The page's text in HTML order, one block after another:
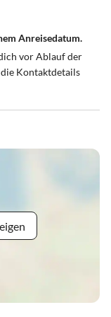
Anreisedatum.
vor Ablauf der
Kontaktdetails